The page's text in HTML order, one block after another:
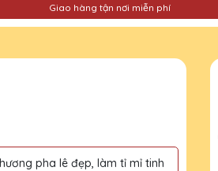
Giao hàng tận nơi miễn phí
pha lê đẹp, làm tỉ mỉ tinh